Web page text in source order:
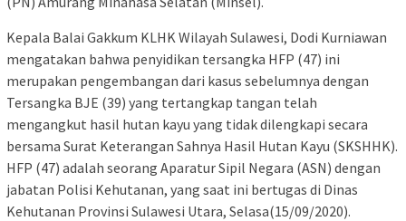
Kepala Balai Gakkum KLHK Wilayah Sulawesi, Dodi Kurniawan
mengatakan bahwa penyidikan tersangka HFP (47) ini
merupakan pengembangan dari kasus sebelumnya dengan
Tersangka BJE (39) yang tertangkap tangan telah
mengangkut hasil hutan kayu yang tidak dilengkapi secara
bersama Surat Keterangan Sahnya Hasil Hutan Kayu (SKSHHK).
HFP (47) adalah seorang Aparatur Sipil Negara (ASN) dengan
jabatan Polisi Kehutanan, yang saat ini bertugas di Dinas
Kehutanan Provinsi Sulawesi Utara, Selasa(15/09/2020).